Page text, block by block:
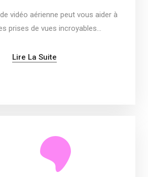
vidéo aérienne peut vous aider à
prises de vues incroyables…
Lire La Suite